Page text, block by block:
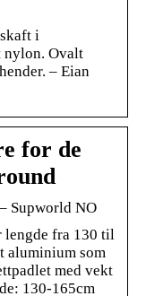
i
nylon. Ovalt
– Eian
for de
Supworld NO
lengde fra 130 til
aluminium som
med vekt
130-165cm